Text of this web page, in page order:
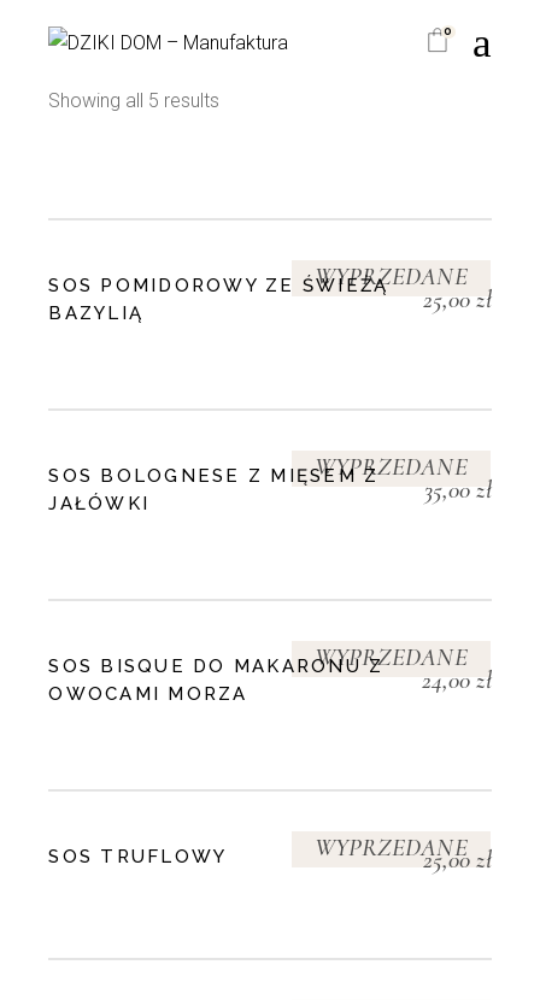
0
Showing all 5 results
WYPRZEDANE
SOS POMIDOROWY ZE ŚWIEŻĄ
BAZYLIĄ
25,00zł
WYPRZEDANE
SOS BOLOGNESE Z MIĘSEM Z
JAŁÓWKI
35,00zł
WYPRZEDANE
SOS BISQUE DO MAKARONU Z
OWOCAMI MORZA
24,00zł
WYPRZEDANE
SOS TRUFLOWY 25,00zł